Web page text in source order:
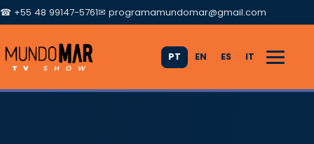
☎ +55 48 99147-5761✉ programamundomar@gmail.com
PT EN ES IT